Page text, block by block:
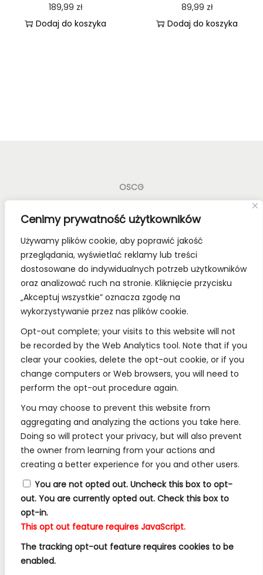
Cenimy prywatność użytkowników
Używamy plików cookie, aby poprawić jakość
przeglądania, wyświetlać reklamy lub treści
dostosowane do indywidualnych potrzeb użytkowników
oraz analizować ruch na stronie. Kliknięcie przycisku
„Akceptuj wszystkie” oznacza zgodę na
wykorzystywanie przez nas plików cookie.
Opt-out complete; your visits to this website will not
be recorded by the Web Analytics tool. Note that if you
clear your cookies, delete the opt-out cookie, or if you
change computers or Web browsers, you will need to
perform the opt-out procedure again.
You may choose to prevent this website from
aggregating and analyzing the actions you take here.
Doing so will protect your privacy, but will also prevent
the owner from learning from your actions and
creating a better experience for you and other users.
You are not opted out. Uncheck this box to opt-
out. You are currently opted out. Check this box to
opt-in.
This opt out feature requires JavaScript.
The tracking opt-out feature requires cookies to be
enabled.
189,99 zł
Dodaj do koszyka
89,99 zł
Dodaj do koszyka
OSCG
styl życia!
Bądź z nami na bieżąco, dołącz do naszych mediów
społecznościowych.
REGULAMINY:
Regulamin
RODO
Regulamin Konkursów
INFORMACJE:
Wysyłka i Dostawa
Metody Płatności w Naszym Sklepie
Kontakt